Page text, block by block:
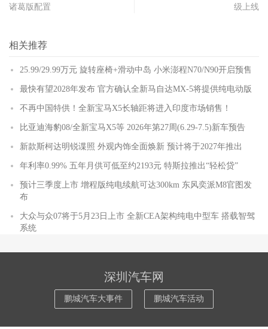
诸葛版配置
级上线
相关推荐
25.99/29.99万元 旋转座椅+滑动中岛 小米澎程N70/N90开启预售
最快有望2028年发布 官方确认全新马自达MX-5将提供纯电动版
不再中国特供！全新宝马X5长轴距将进入印度市场销售！
比亚迪海豹08/全新宝马X5等 2026年第27周(6.29-7.5)新车预告
新款斯柯达明锐谍照 外观内饰全面焕新 预计将于2027年推出
年利率0.99% 五年月供可低至约2193元 特斯拉推出“轻松贷”
预计三季度上市 增程版纯电续航可达300km 东风奕派M8官图发
布
大众与众07将于5月23日上市 全新CEA架构纯电中型车 搭载智驾
系统
深圳汽车网
鹏城汽车大事件 鹏城汽车活动